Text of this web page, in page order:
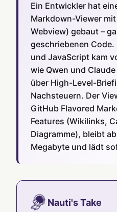
Ein Entwickler hat
Markdown-Viewer
Webview) gebaut –
geschriebenen Code.
und JavaScript kam
wie Qwen und
über High-Level-
Nachsteuern. Der
GitHub Flavored
Features (Wikilinks,
Diagramme), bleibt
Megabyte und lädt
Nauti's Take